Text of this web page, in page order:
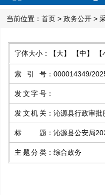
当前位置： 首页 > 政务公开 >
字体大小： 【大】 【中】
索引号 ： 000014349/
发文字号 ：
发文机关 ： 沁源县行政审批
标题 ： 沁源县公安局
主题分类 ： 综合政务